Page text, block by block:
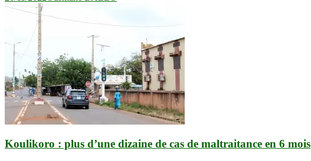
Koulikoro : plus d’une dizaine de cas de maltraitance en 6 mois